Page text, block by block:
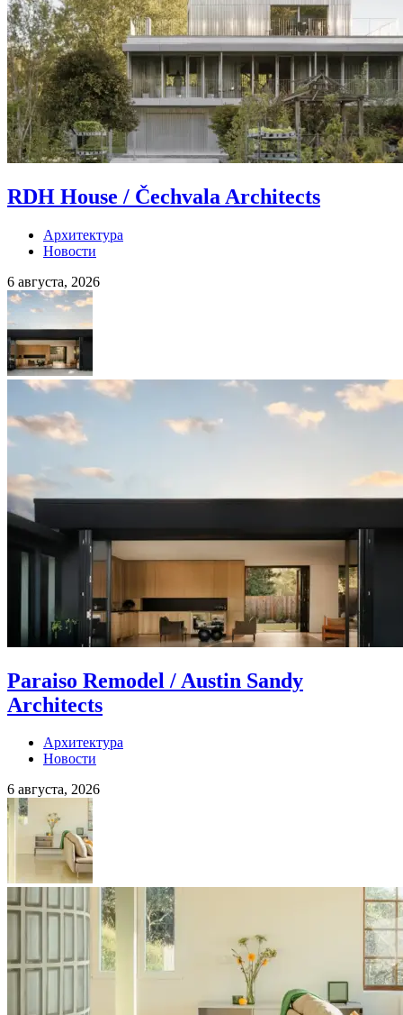
RDH House / Čechvala Architects
Архитектура
Новости
6 августа, 2026
Paraiso Remodel / Austin Sandy
Architects
Архитектура
Новости
6 августа, 2026